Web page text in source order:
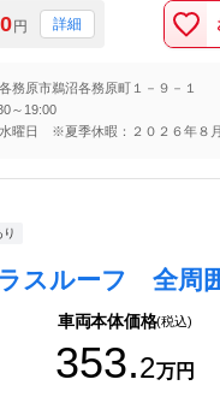
円 詳細
務原市鵜沼各務原町１－９－１
～19:00
曜日 ※夏季休暇：２０２６年８
車両本体価格(税込)
353.2万円